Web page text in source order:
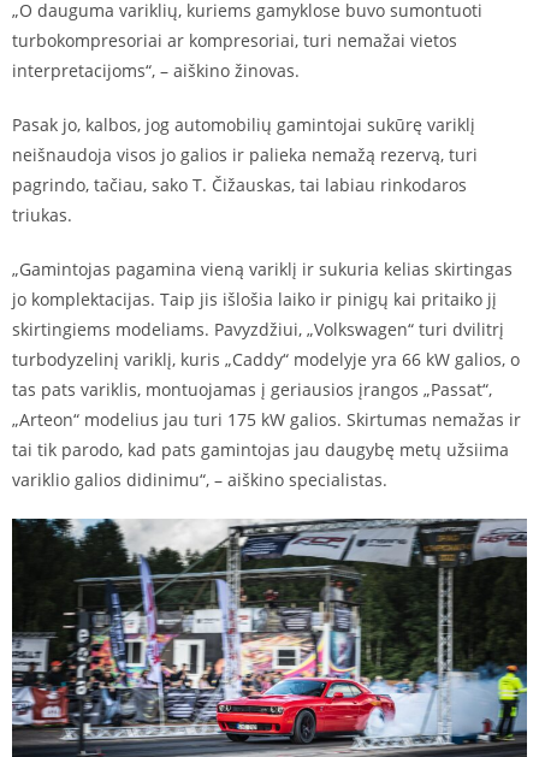
„O dauguma variklių, kuriems gamyklose buvo sumontuoti
turbokompresoriai ar kompresoriai, turi nemažai vietos
interpretacijoms“, – aiškino žinovas.
Pasak jo, kalbos, jog automobilių gamintojai sukūrę variklį
neišnaudoja visos jo galios ir palieka nemažą rezervą, turi
pagrindo, tačiau, sako T. Čižauskas, tai labiau rinkodaros
triukas.
„Gamintojas pagamina vieną variklį ir sukuria kelias skirtingas
jo komplektacijas. Taip jis išlošia laiko ir pinigų kai pritaiko jį
skirtingiems modeliams. Pavyzdžiui, „Volkswagen“ turi dvilitrį
turbodyzelinį variklį, kuris „Caddy“ modelyje yra 66 kW galios, o
tas pats variklis, montuojamas į geriausios įrangos „Passat“,
„Arteon“ modelius jau turi 175 kW galios. Skirtumas nemažas ir
tai tik parodo, kad pats gamintojas jau daugybę metų užsiima
variklio galios didinimu“, – aiškino specialistas.